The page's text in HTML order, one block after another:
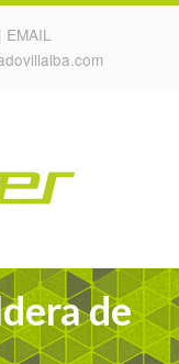
| EMAIL
de